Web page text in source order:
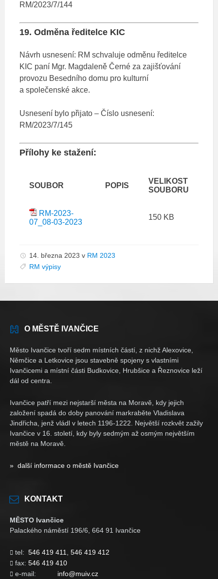
RM/2023/7/144
19. Odměna ředitelce KIC
Návrh usnesení: RM schvaluje odměnu ředitelce
KIC paní Mgr. Magdaleně Černé za zajišťování
provozu Besedního domu pro kulturní
a společenské akce.
Usnesení bylo přijato – Číslo usnesení:
RM/2023/7/145
Přílohy ke stažení:
SOUBOR POPIS
VELIKOST
SOUBORU
RM-2023-
07_08-03-2023
150 KB
14. března 2023 v RM 2023
RM výpisy
O MĚSTĚ IVANČICE
Město Ivančice tvoří sedm místních částí, z nichž Alexovice,
Němčice a Letkovice jsou stavebně spojeny s vlastními
Ivančicemi a místní části Budkovice, Hrubšice a Řeznovice leží
dál od centra.
Ivančice patří mezi nejstarší města na Moravě, kdy jejich
založení spadá do doby panování markraběte Vladislava
Jindřicha, jenž vládl v letech 1196-1222. Největší rozkvět zažily
Ivančice v 16. století, kdy byly sedmým až osmým největším
městě na Moravě.
» další informace o městě Ivančice
KONTAKT
MĚSTO Ivančice
Palackého náměstí 196/6, 664 91 Ivančice
 tel: 546 419 411 546 419 412
 fax: 546 419 410
 e-mail: info@muiv.cz